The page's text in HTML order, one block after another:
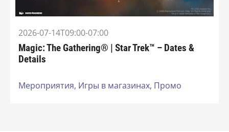
2026-07-14T09:00-07:00
Magic: The Gathering® | Star Trek™ – Dates &
Details
Мероприятия, Игры в магазинах, Промо